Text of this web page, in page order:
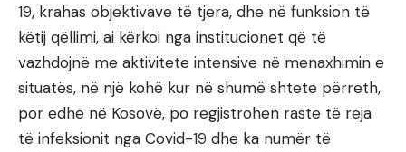
19, krahas objektivave të tjera, dhe në funksion të
këtij qëllimi, ai kërkoi nga institucionet që të
vazhdojnë me aktivitete intensive në menaxhimin e
situatës, në një kohë kur në shumë shtete përreth,
por edhe në Kosovë, po regjistrohen raste të reja
të infeksionit nga Covid-19 dhe ka numër të